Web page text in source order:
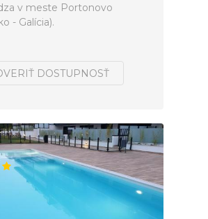
v meste Portonovo
- Galícia).
DOSTUPNOSŤ